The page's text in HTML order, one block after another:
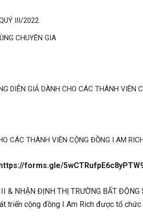
III/2022
CHUYÊN GIA
DIỄN GIẢ DÀNH CHO CÁC THÀNH VIÊN
CÁC THÀNH VIÊN CỘNG ĐỒNG I AM
forms.gle/
& NHẬN ĐỊNH THỊ TRƯỜNG BẤT
triển cộng đồng I Am Rich được tổ